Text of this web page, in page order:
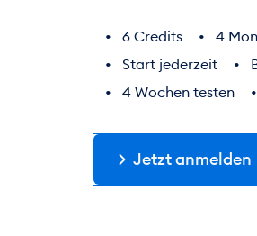
6 Credits 4
Start jederzeit
4 Wochen testen
Jetzt anmelden